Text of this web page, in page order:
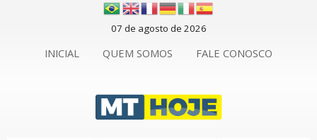
07 de agosto de 2026
INICIAL QUEM SOMOS FALE CONOSCO